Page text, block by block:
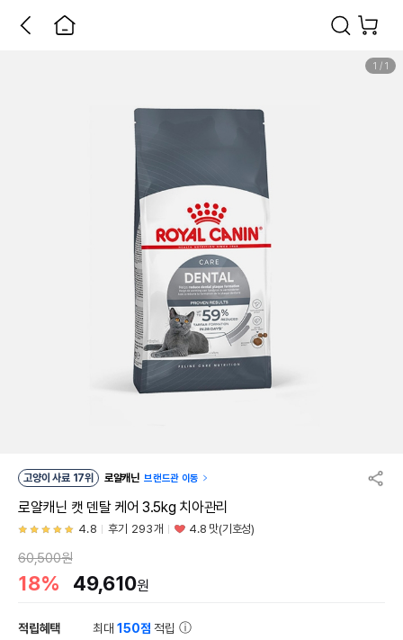
1 / 1
고양이 사료 17위 로얄캐닌 브랜드관 이동
로얄캐닌 캣 덴탈 케어 3.5kg 치아관리
4.8 후기 293개 4.8 맛(기호성)
60,500원
18% 49,610원
적립혜택 최대150점 적립